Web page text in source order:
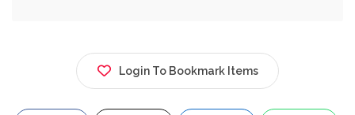
Login To Bookmark Items